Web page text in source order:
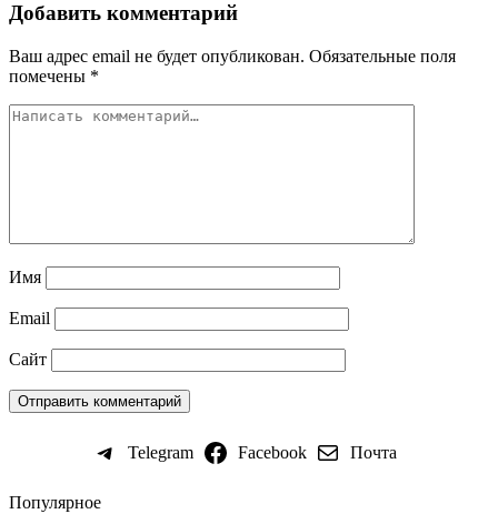
Добавить комментарий
Ваш адрес email не будет опубликован. Обязательные поля
помечены *
Имя
Email
Сайт
Telegram Facebook Почта
Популярное